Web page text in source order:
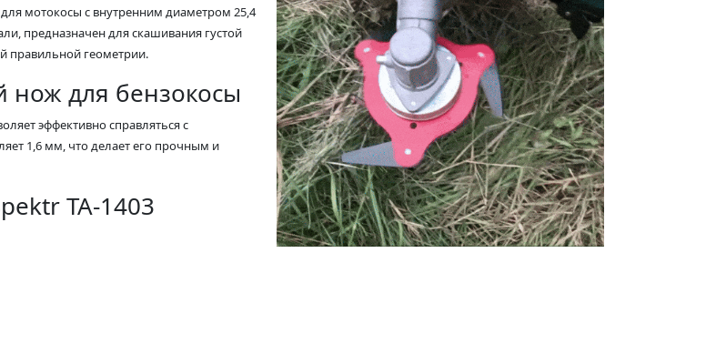
для мотокосы с внутренним диаметром 25,4
предназначен для скашивания густой
правильной геометрии.
нож для бензокосы
эффективно справляться с
1,6 мм, что делает его прочным и
TA-1403